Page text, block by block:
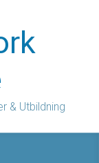
& Utbildning